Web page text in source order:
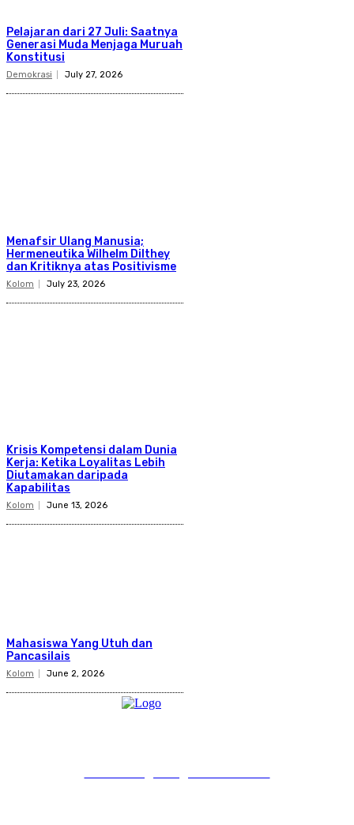
Pelajaran dari 27 Juli: Saatnya
Generasi Muda Menjaga Muruah
Konstitusi
Demokrasi July 27, 2026
Menafsir Ulang Manusia;
Hermeneutika Wilhelm Dilthey
dan Kritiknya atas Positivisme
Kolom July 23, 2026
Krisis Kompetensi dalam Dunia
Kerja: Ketika Loyalitas Lebih
Diutamakan daripada
Kapabilitas
Kolom June 13, 2026
Mahasiswa Yang Utuh dan
Pancasilais
Kolom June 2, 2026